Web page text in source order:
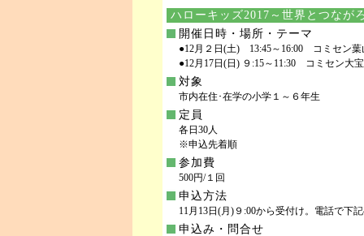
ハローキッズ2017～世界とつなが
開催日時・場所・テーマ
●12月２日(土) 13:45～16:00 コミセン葉
●12月17日(日) ９:15～11:30 コミセン大
対象
市内在住･在学の小学１～６年生
定員
各日30人
※申込先着順
参加費
500円/１回
申込方法
11月13日(月)９:00から受付け。電話で下
申込み・問合せ